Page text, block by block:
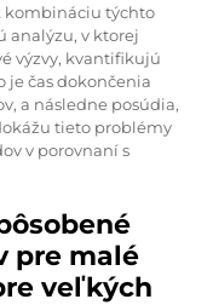
kombináciu týchto
analýzu, v ktorej
výzvy, kvantifikujú
je čas dokončenia
a následne posúdia,
tieto problémy
v porovnaní s
pre malé
veľkých